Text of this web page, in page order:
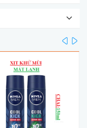
prev